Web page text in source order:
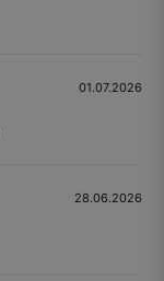
01.07.2026
28.06.2026